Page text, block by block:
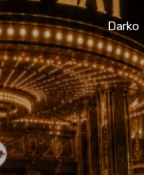
Darko